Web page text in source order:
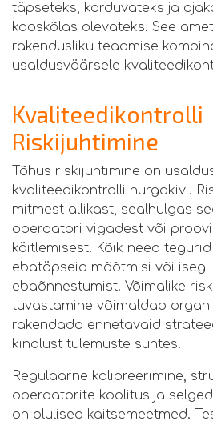
täpseteks, korduvateks ja
kooskõlas olevateks. See
rakendusliku teadmise
usaldusväärsele
Kvaliteedikontrolli
Riskijuhtimine
Tõhus riskijuhtimine on
kvaliteedikontrolli nurgakivi.
mitmest allikast, sealhulgas
operaatori vigadest või
käitlemisest. Kõik need
ebatäpseid mõõtmisi või isegi
ebaõnnestumist. Võimalike
tuvastamine võimaldab
rakendada ennetavaid
kindlust tulemuste suhtes.
Regulaarne kalibreerimine,
operaatorite koolitus ja
on olulised kaitsemeetmed.